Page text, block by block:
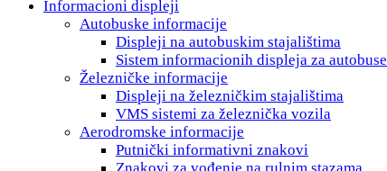
Informacioni displeji
Autobuske informacije
Displeji na autobuskim stajalištima
Sistem informacionih displeja za autobuse
Železničke informacije
Displeji na železničkim stajalištima
VMS sistemi za železnička vozila
Aerodromske informacije
Putnički informativni znakovi